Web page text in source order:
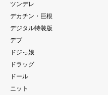
ツンデレ
デカチン・巨根
デジタル特装版
デブ
ドジっ娘
ドラッグ
ドール
ニット